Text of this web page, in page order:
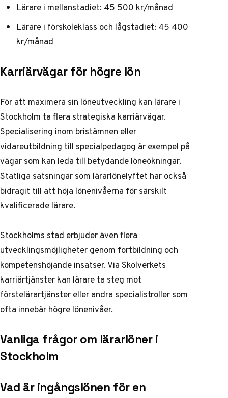
Lärare i mellanstadiet: 45 500 kr/månad
Lärare i förskoleklass och lågstadiet: 45 400
kr/månad
Karriärvägar för högre lön
För att maximera sin löneutveckling kan lärare i
Stockholm ta flera strategiska karriärvägar.
Specialisering inom bristämnen eller
vidareutbildning till specialpedagog är exempel på
vägar som kan leda till betydande löneökningar.
Statliga satsningar som lärarlönelyftet har också
bidragit till att höja lönenivåerna för särskilt
kvalificerade lärare.
Stockholms stad erbjuder även flera
utvecklingsmöjligheter genom fortbildning och
kompetenshöjande insatser. ViaSkolverkets
karriärtjänsterkan lärare ta steg mot
förstelärartjänster eller andra specialistroller som
ofta innebär högre lönenivåer.
Vanliga frågor om lärarlöner i
Stockholm
Vad är ingångslönen för en